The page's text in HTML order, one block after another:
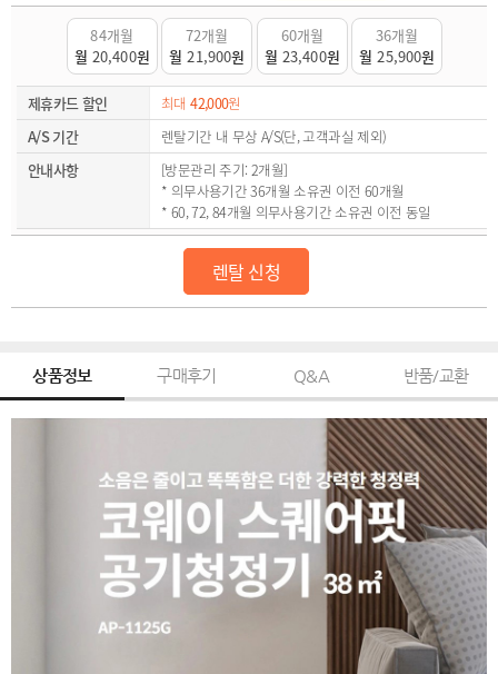
84개월
월 20,400원
72개월
월21,900원
60개월
월 23,400원
36개월
월25,900원
제휴카드 할인 최대42,000원
A/S 기간
렌탈기간 내 무상 A/S(단, 고객과실 제외)
안내사항
[방문관리 주기: 2개월]
* 의무사용기간 36개월 소유권 이전 60개월
* 60, 72, 84개월 의무사용기간 소유권 이전 동일
렌탈 신청
상품정보 구매후기 Q&A 반품/교환